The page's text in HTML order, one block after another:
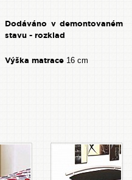
Dodáváno v demontovaném
stavu - rozklad
Výška matrace 16 cm